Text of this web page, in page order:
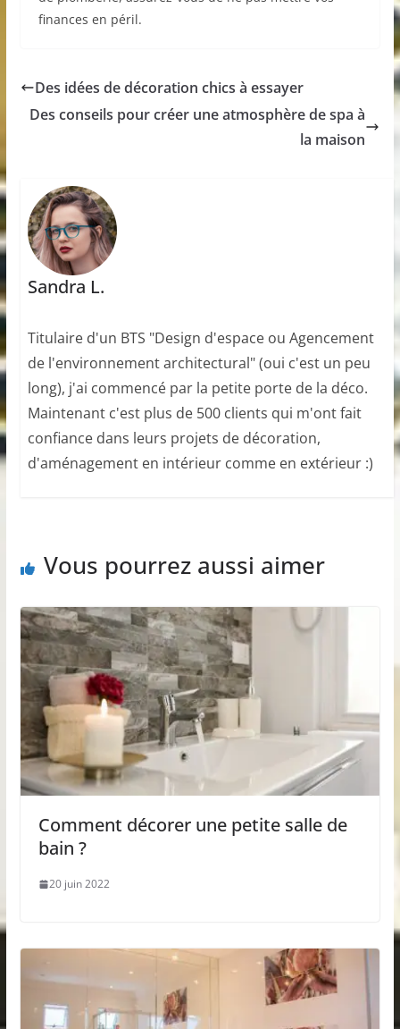
finances en péril.
Des idées de décoration chics à essayer
Des conseils pour créer une atmosphère de spa à
la maison
Sandra L.
Titulaire d'un BTS "Design d'espace ou Agencement
de l'environnement architectural" (oui c'est un peu
long), j'ai commencé par la petite porte de la déco.
Maintenant c'est plus de 500 clients qui m'ont fait
confiance dans leurs projets de décoration,
d'aménagement en intérieur comme en extérieur :)
Vous pourrez aussi aimer
Comment décorer une petite salle de
bain ?
20 juin 2022